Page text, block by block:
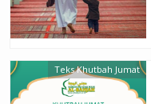
Teks Khutbah Jumat